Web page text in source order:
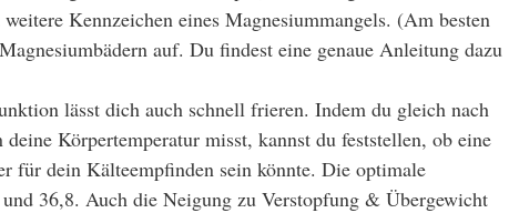
Kennzeichen eines Magnesiummangels. (Am besten
auf. Du findest eine genaue Anleitung dazu
lässt dich auch schnell frieren. Indem du gleich nach
Körpertemperatur misst, kannst du feststellen, ob eine
für dein Kälteempfinden sein könnte. Die optimale
36,8. Auch die Neigung zu Verstopfung & Übergewicht